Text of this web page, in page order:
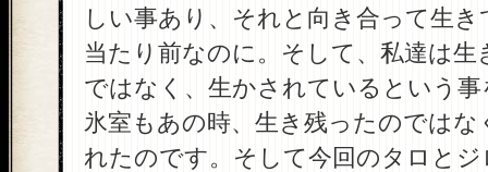
しい事あり、それと向き合って生
当たり前なのに。そして、私達は生
ではなく、生かされているという事
氷室もあの時、生き残ったのではな
れたのです。そして今回のタロと